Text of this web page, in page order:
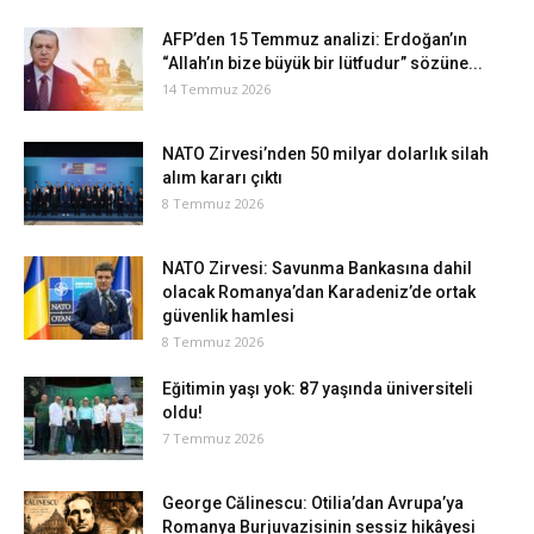
AFP’den 15 Temmuz analizi: Erdoğan’ın
“Allah’ın bize büyük bir lütfudur” sözüne...
14 Temmuz 2026
NATO Zirvesi’nden 50 milyar dolarlık silah
alım kararı çıktı
8 Temmuz 2026
NATO Zirvesi: Savunma Bankasına dahil
olacak Romanya’dan Karadeniz’de ortak
güvenlik hamlesi
8 Temmuz 2026
Eğitimin yaşı yok: 87 yaşında üniversiteli
oldu!
7 Temmuz 2026
George Călinescu: Otilia’dan Avrupa’ya
Romanya Burjuvazisinin sessiz hikâyesi